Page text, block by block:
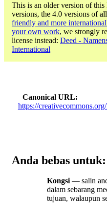
This is an older version of
versions, the 4.0 versions of
friendly and more
your own work, we strongly
license instead: Deed -
International
Canonical URL
https://
Anda bebas untuk:
Kongsi— salin and
dalam sebarang
tujuan, walaupun